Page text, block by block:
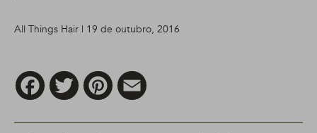
All Things Hair | 19 de outubro, 2016
FacebookTwitter Pinterest